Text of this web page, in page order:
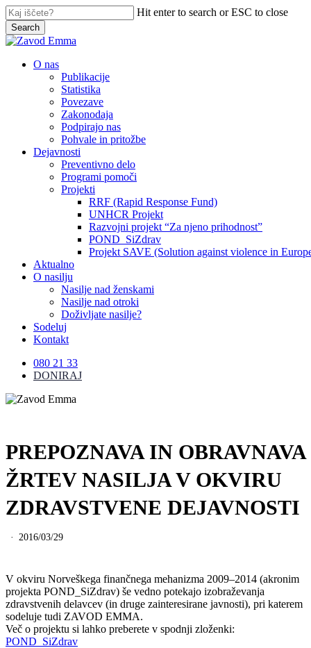
Skip
to
main
content
Hit enter to search or ESC to close
Search
Close
search
Menu
O nas
Publikacije
Statistika
Povezave
Zakonodaja
Podpirajo nas
Pohvale in pritožbe
Dejavnosti
Preventivno delo
Programi pomoči
Projekti
RRF (Rapid Response Fund)
UNHCR Projekt
Razvojni projekt “Za njeno prihodnost”
POND_SiZdrav
Projekt SAVE (Solution against violence in
Aktualno
O nasilju
Nasilje nad ženskami
Nasilje nad otroki
Doživljate nasilje?
Sodeluj
Kontakt
080 21 33
DONIRAJ
PREPOZNAVA IN OBRAVNAVA
ŽRTEV NASILJA V OKVIRU
ZDRAVSTVENE DEJAVNOSTI
2016/03/29
V okviru Norveškega finančnega mehanizma 2009–2014 (akronim
projekta POND_SiZdrav) še vedno potekajo izobraževanja
zdravstvenih delavcev (in druge zainteresirane javnosti), pri katerem
sodeluje tudi ZAVOD EMMA.
Več o projektu si lahko preberete v spodnji zloženki:
POND_SiZdrav